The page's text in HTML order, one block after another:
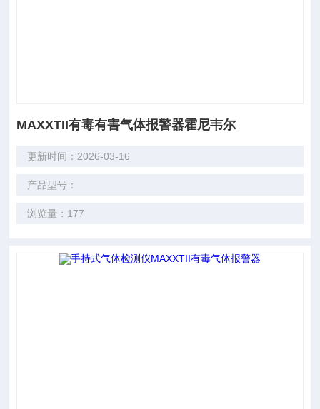
MAXXTII有毒有害气体报警器霍尼韦尔
更新时间：2026-03-16
产品型号：
浏览量：177